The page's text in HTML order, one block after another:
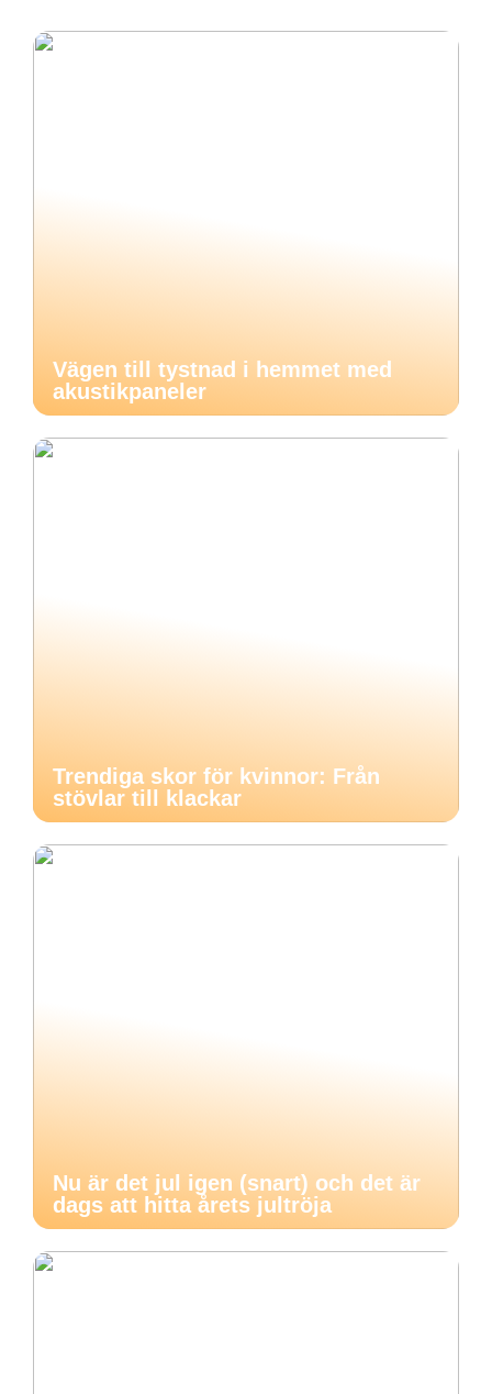
Vägen till tystnad i hemmet med
akustikpaneler
Trendiga skor för kvinnor: Från
stövlar till klackar
Nu är det jul igen (snart) och det är
dags att hitta årets jultröja